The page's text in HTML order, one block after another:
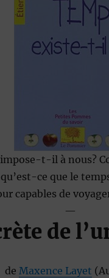
t-il à nous?
ce que le
capables de
—
de
de Maxence Layet